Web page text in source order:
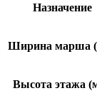
Назначение
Ширина марша
Высота этажа